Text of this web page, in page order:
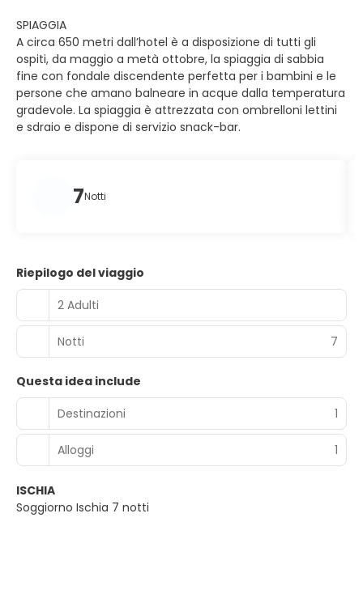
SPIAGGIA
A circa 650 metri dall’hotel è a disposizione di tutti gli
ospiti, da maggio a metà ottobre, la spiaggia di sabbia
fine con fondale discendente perfetta per i bambini e le
persone che amano balneare in acque dalla temperatura
gradevole. La spiaggia è attrezzata con ombrelloni lettini
e sdraio e dispone di servizio snack-bar.
7Notti
Riepilogo del viaggio
2 Adulti
Notti 7
Questa idea include
Destinazioni
1
Alloggi 1
ISCHIA
Soggiorno Ischia 7 notti